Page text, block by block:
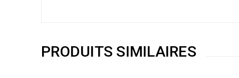
PRODUITS SIMILAIRES